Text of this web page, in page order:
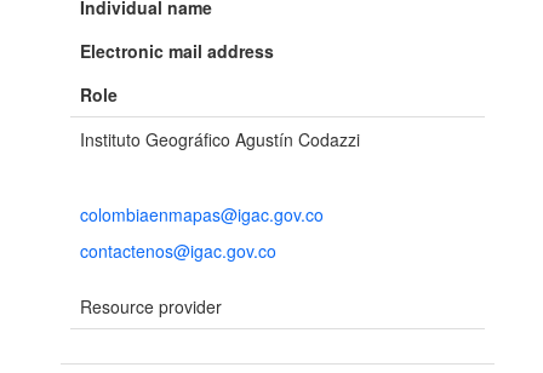
Individual name
Electronic mail address
Role
Instituto Geográfico Agustín Codazzi
colombiaenmapas@igac.gov.co
contactenos@igac.gov.co
Resource provider